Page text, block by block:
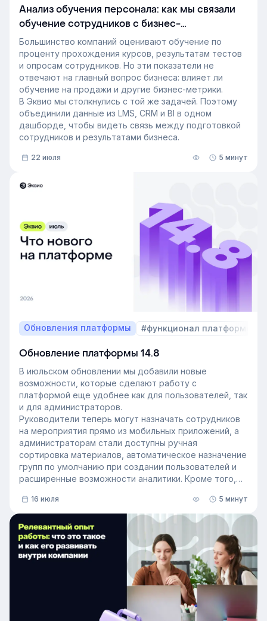
Анализ обучения персонала: как мы связали
обучение сотрудников с бизнес-
показателями
Большинство компаний оценивают обучение по
проценту прохождения курсов, результатам тестов
и опросам сотрудников. Но эти показатели не
отвечают на главный вопрос бизнеса: влияет ли
обучение на продажи и другие бизнес-метрики.
В Эквио мы столкнулись с той же задачей. Поэтому
объединили данные из LMS, CRM и BI в одном
дашборде, чтобы видеть связь между подготовкой
сотрудников и результатами бизнеса.
22 июля 5 минут
Обновления платформы #функционал платформы
Обновление платформы 14.8
В июльском обновлении мы добавили новые
возможности, которые сделают работу с
платформой еще удобнее как для пользователей, так
и для администраторов.
Руководители теперь могут назначать сотрудников
на мероприятия прямо из мобильных приложений, а
администраторам стали доступны ручная
сортировка материалов, автоматическое назначение
групп по умолчанию при создании пользователей и
расширенные возможности аналитики. Кроме того,
он охватывает и материалы из раздела «Проводник».
16 июля 5 минут